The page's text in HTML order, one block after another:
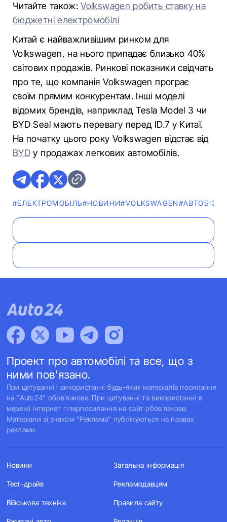
Читайте також:Volkswagen робить ставку на
бюджетні електромобілі
Китай є найважливішим ринком для
Volkswagen, на нього припадає близько 40%
світових продажів. Ринкові показники свідчать
про те, що компанія Volkswagen програє
своїм прямим конкурентам. Інші моделі
відомих брендів, наприклад Tesla Model 3 чи
BYD Seal мають перевагу перед ID.7 у Китаї.
На початку цього року Volkswagen відстає від
BYD у продажах легкових автомобілів.
#ЕЛЕКТРОМОБІЛЬ#НОВИНИ#VOLKSWAGEN
Проект про автомобілі та все, що з
ними пов'язано.
При цитуванні і використанні будь-яких матеріалів посилання
на "Auto24" обов'язкове. При цитуванні та використанні в
мережі Інтернет гіперпосилання на сайт обов'язкове.
Матеріали зі знаком "Реклама" публікуються на правах
реклами.
Новини
Тест-драйв
Військова техніка
Загальна інформація
Рекламодавцям
Правила сайту